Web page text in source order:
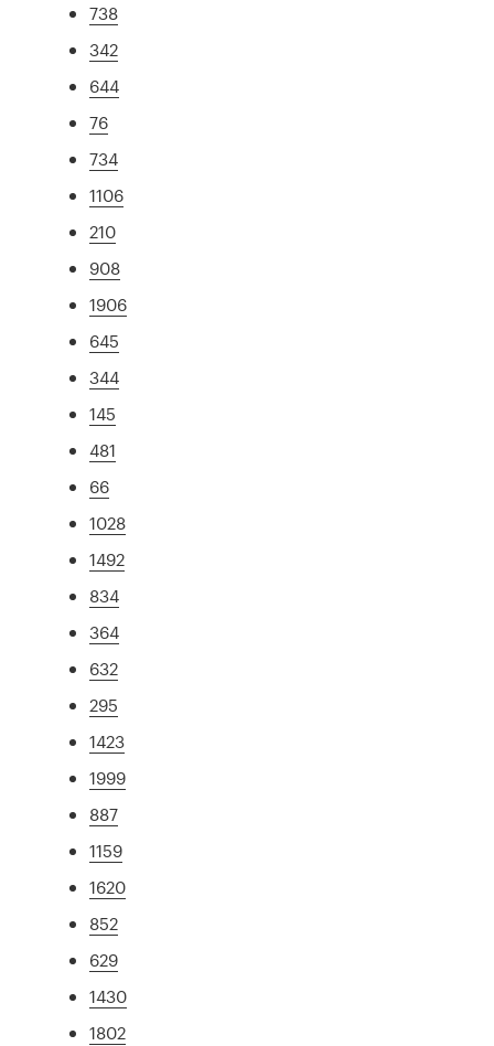
738
342
644
76
734
1106
210
908
1906
645
344
145
481
66
1028
1492
834
364
632
295
1423
1999
887
1159
1620
852
629
1430
1802